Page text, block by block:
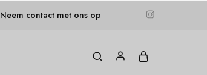
Neem contact met ons op